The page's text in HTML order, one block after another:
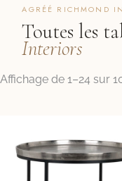
AGRÉÉ RICHMOND
Toutes les
Interiors
Affichage de 1–24 sur